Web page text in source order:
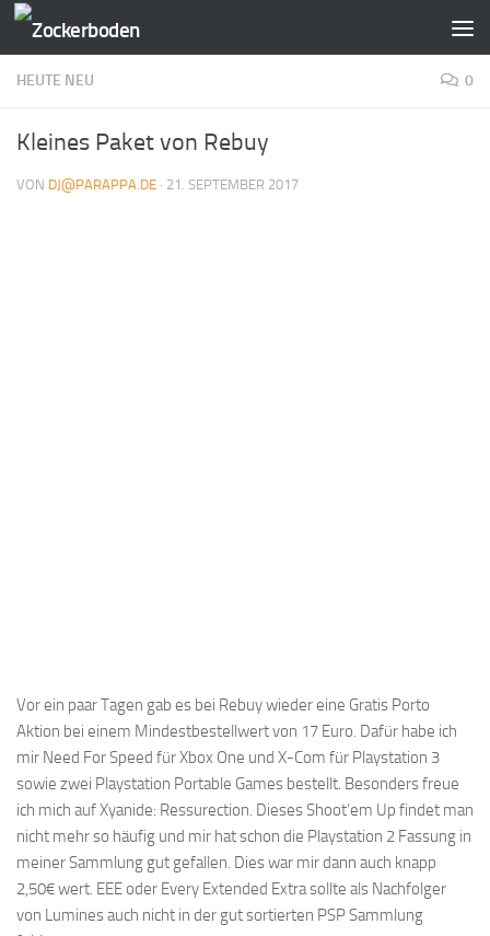
Zum Inhalt springen
HEUTE NEU 0
Kleines Paket von Rebuy
VON DJ@PARAPPA.DE · 21. SEPTEMBER 2017
Vor ein paar Tagen gab es bei Rebuy wieder eine Gratis Porto
Aktion bei einem Mindestbestellwert von 17 Euro. Dafür habe ich
mir Need For Speed für Xbox One und X-Com für Playstation 3
sowie zwei Playstation Portable Games bestellt. Besonders freue
ich mich auf Xyanide: Ressurection. Dieses Shoot’em Up findet man
nicht mehr so häufig und mir hat schon die Playstation 2 Fassung in
meiner Sammlung gut gefallen. Dies war mir dann auch knapp
2,50€ wert. EEE oder Every Extended Extra sollte als Nachfolger
von Lumines auch nicht in der gut sortierten PSP Sammlung